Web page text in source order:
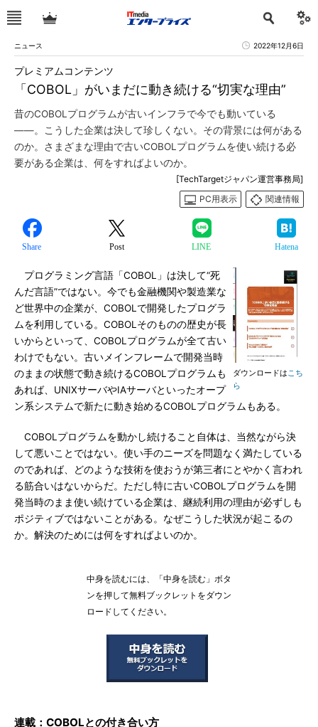
ニュース 2022年12月6日
「COBOL」がいまだに動き続ける“切実な理由”
プレミアムコンテンツ
昔のCOBOLプログラムが古いインフラで今でも動いている
――。こうした企業は決して珍しくない。その背景には何がある
のか。さまざまな理由で古いCOBOLプログラムを使い続ける必
要がある企業は、何をすればよいのか。
[TechTargetジャパン運営事務局]
PC用表示
関連情報
Share Post LINE Hatena
ダウンロードはこち
ら
プログラミング言語「COBOL」は決して“死
んだ言語”ではない。今でも金融機関や製造業な
ど世界中の企業が、COBOLで開発したプログラ
ムを利用している。COBOLそのものの歴史が長
いからといって、COBOLプログラムが全て古い
わけでもない。古いメインフレームで開発当時
のままの状態で動き続けるCOBOLプログラムも
あれば、UNIXサーバやIAサーバといったオープ
ン系システムで新たに動き始めるCOBOLプログラムもある。
COBOLプログラムを動かし続けること自体は、当然ながら決
して悪いことではない。使い手のニーズを問題なく満たしている
のであれば、どのような技術を使おうが第三者にとやかく言われ
る筋合いはないからだ。ただし特に古いCOBOLプログラムを開
発当時のまま使い続けている企業は、継続利用の理由が必ずしも
ポジティブではないことがある。なぜこうした状況が起こるの
か。解決のためには何をすればよいのか。
中身を読むには、「中身を読む」ボタ
ンを押して無料ブックレットをダウン
ロードしてください。
連載：COBOLとの付き合い方